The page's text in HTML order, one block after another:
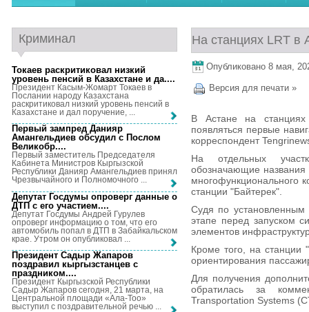
На станциях LRT в
Опубликовано 8 мая,
Версия для печати »
В Астане на станциях
появляться первые
корреспондент
На отдельных
обозначающие названия
многофункционального
станции "Байтерек".
Судя по установленным
этапе перед запуском
элементов
Кроме того, на станции
ориентирования
Для получения
обратилась за
Transportation Systems
Криминал
Токаев раскритиковал низкий
уровень пенсий в Казахстане и да....
Президент Касым-Жомарт Токаев в
Послании народу Казахстана
раскритиковал низкий уровень пенсий в
Казахстане и дал поручение, ...
Первый зампред Данияр
Амангельдиев обсудил с Послом
Великобр....
Первый заместитель Председателя
Кабинета Министров Кыргызской
Республики Данияр Амангельдиев принял
Чрезвычайного и Полномочного ...
Депутат Госдумы опроверг данные о
ДТП с его участием....
Депутат Госдумы Андрей Гурулев
опроверг информацию о том, что его
автомобиль попал в ДТП в Забайкальском
крае. Утром он опубликовал ...
Президент Садыр Жапаров
поздравил кыргызстанцев с
праздником....
Президент Кыргызской Республики
Садыр Жапаров сегодня, 21 марта, на
Центральной площади «Ала-Тоо»
выступил с поздравительной речью ...